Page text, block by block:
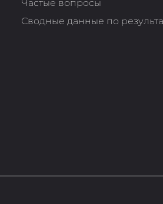
Частые вопросы
Сводные данные по